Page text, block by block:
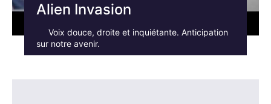
Alien Invasion
Voix douce, droite et inquiétante. Anticipation
sur notre avenir.